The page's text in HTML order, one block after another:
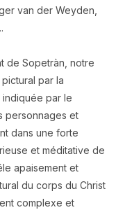
van der Weyden,
de Sopetràn, notre
par la
par le
personnages et
dans une forte
et méditative de
apaisement et
du corps du Christ
complexe et